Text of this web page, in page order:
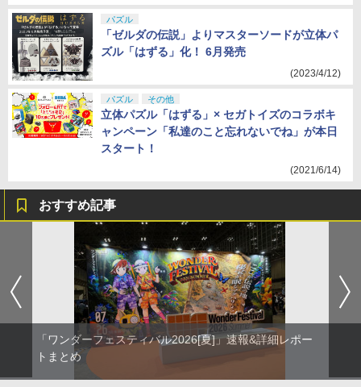
パズル
「ゼルダの伝説」よりマスターソードが立体パ
ズル「はずる」化！ 6月発売
(2023/4/12)
パズル その他
立体パズル「はずる」× セガトイズのコラボキ
ャンペーン「私達のこと忘れないでね」が本日
スタート！
(2021/6/14)
おすすめ記事
「ワンダーフェスティバル2026[夏]」速報&詳細レポー
トまとめ